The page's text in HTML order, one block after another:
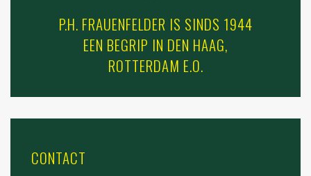
P.H. FRAUENFELDER IS SINDS 1944
EEN BEGRIP IN DEN HAAG,
ROTTERDAM E.O.
CONTACT